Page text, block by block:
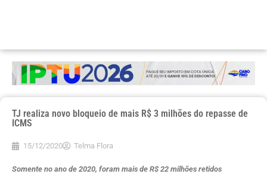
TJ realiza novo bloqueio de mais R$ 3 milhões do repasse de
ICMS
15/12/2020 Telma Flora
Somente no ano de 2020, foram mais de R$ 22 milhões retidos